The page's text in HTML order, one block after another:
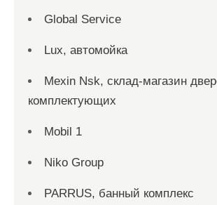
Global Service
Lux, автомойка
Mexin Nsk, склад-магазин
комплектующих
Mobil 1
Niko Group
PARRUS, банный комплекс